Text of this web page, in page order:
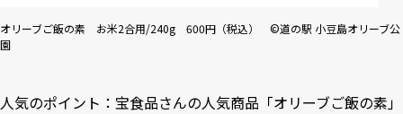
オリーブご飯の素 お米2合用/240g 600円（税込） ©道の駅 小豆島オリーブ公
園
人気のポイント：宝食品さんの人気商品「オリーブご飯の素」